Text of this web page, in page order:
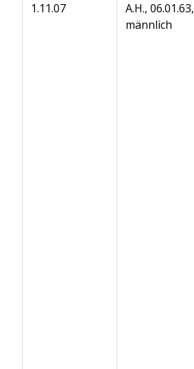
1.11.07
A.H., 06.01.63,
männlich